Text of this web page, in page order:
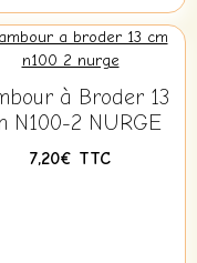
à Broder 13
N100-2 NURGE
7,20€ TTC